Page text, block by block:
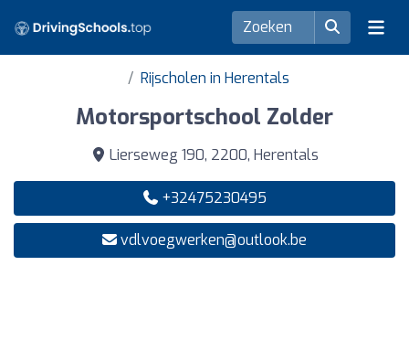
Rijscholen in Herentals
Motorsportschool Zolder
Lierseweg 190, 2200, Herentals
+32475230495
vdlvoegwerken@outlook.be